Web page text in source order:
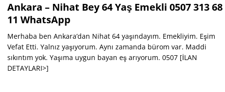
Ankara – Nihat Bey 64 Yaş Emekli 0507 313 68
11 WhatsApp
Merhaba ben Ankara’dan Nihat 64 yaşındayım. Emekliyim. Eşim
Vefat Etti. Yalnız yaşıyorum. Aynı zamanda bürom var. Maddi
sıkıntım yok. Yaşıma uygun bayan eş arıyorum. 0507 [İLAN
DETAYLARI>]